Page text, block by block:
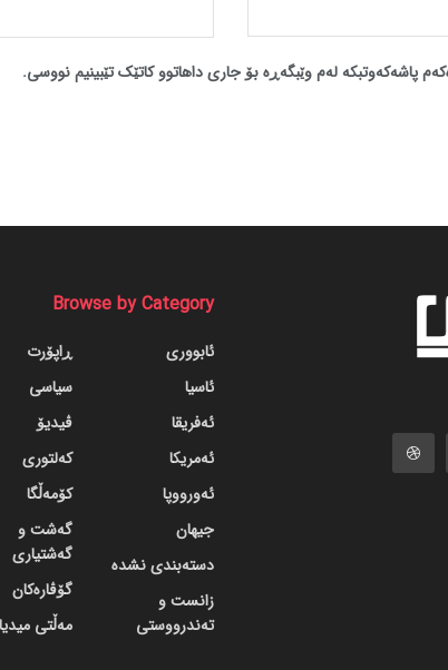
پاشەکەوتبکە لەم وێبگەڕە بۆ جاری داهاتوو کاتێک تێبینیم نووسی.
Browse by Category
ئابووری
ئاسیا
ئەفریقا
ئەمریکا
ئەورووپا
جیهان
دسته‌بندی نشده
زانست و
تەندرووستی
ڕاپۆرت
سیاسی
ڤیدیۆ
کەلتوری
کۆمەڵگا
گه‌شت و
گه‌شتیاری
گۆڤاره‌کان
مەڵتی میدیا